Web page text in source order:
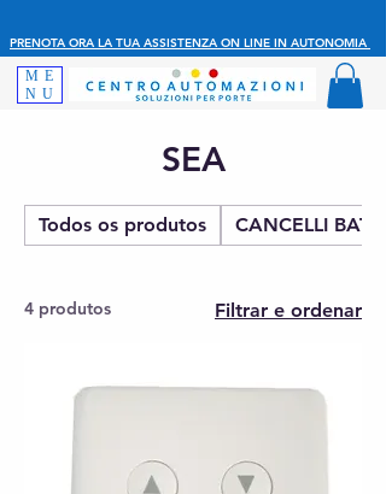
PRENOTA ORA LA TUA ASSISTENZA ON LINE IN AUTONOMIA
ME
NU
SEA
Todos os produtos CANCELLI
4 produtos Filtrar e ordenar